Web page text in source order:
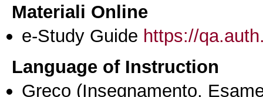
Materiali Online
e-Study Guide https://
Language of Instruction
Greco (Insegnamento,